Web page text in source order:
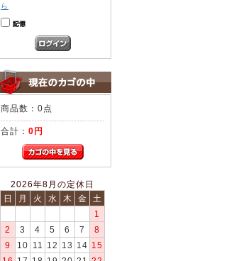
ら
商品数：0点
合計： 0円
2026年8月の定休日
日
月 火 水 木 金
土
1
2
3 4 5 6 7
8
9
10 11 12 13 14 15